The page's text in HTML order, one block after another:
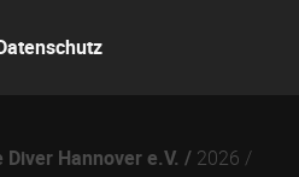
Hannover e.V. / 2026 /